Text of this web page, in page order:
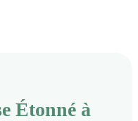
Étonné à